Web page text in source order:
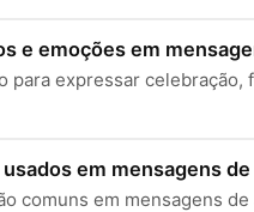
e emoções em
para expressar
em mensagens
comuns em mensagens